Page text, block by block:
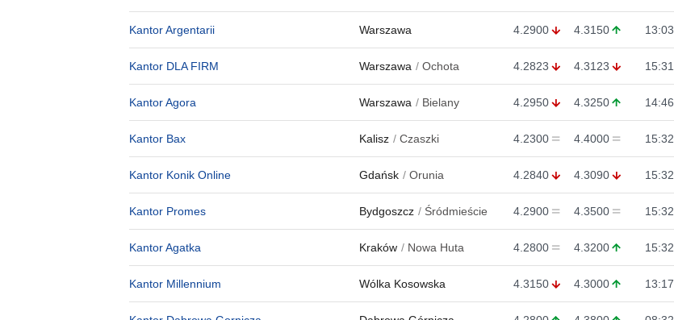
Kantor Argentarii Warszawa 4.2900 4.3150 13:03
Kantor DLA FIRM Warszawa Ochota 4.2823 4.3123 15:31
Kantor Agora Warszawa Bielany 4.2950 4.3250 14:46
Kantor Bax Kalisz Czaszki 4.2300 4.4000 15:32
Kantor Konik Online Gdańsk Orunia 4.2840 4.3090 15:32
Kantor Promes Bydgoszcz Śródmieście 4.2900 4.3500 15:32
Kantor Agatka Kraków Nowa Huta 4.2800 4.3200 15:32
Kantor Millennium Wólka Kosowska 4.3150 4.3000 13:17